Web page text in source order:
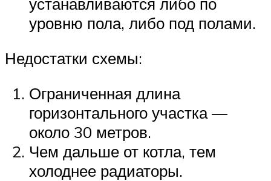
устанавливаются либо по
уровню пола, либо под полами.
Недостатки схемы:
Ограниченная длина
горизонтального участка —
около 30 метров.
Чем дальше от котла, тем
холоднее радиаторы.